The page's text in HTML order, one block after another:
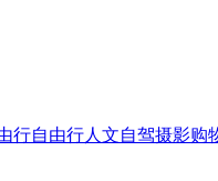
行自由行人文自驾摄影购